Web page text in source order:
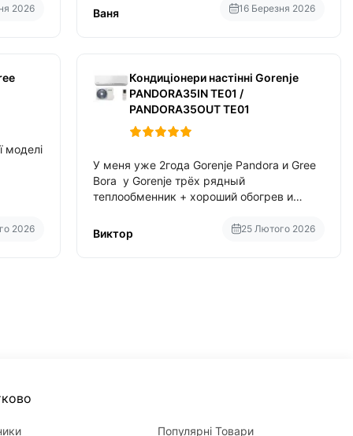
2026
споживання приблизно 200-500 ват після
Ваня 16 Березня 2026
моделі
2026
Кондиціонери настінні Gorenje
PANDORA35IN TE01 /
PANDORA35OUT TE01
У меня уже 2года Gorenje Pandora и Gree
Bora у Gorenje трёх рядный
теплообменник + хороший обогрев и
Gree Bora хотя у Bora больше понтов ну
сравнить как малолитражка с
Виктор 25 Лютого 2026
Популярні Товари